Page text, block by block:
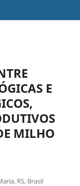
E
MILHO
RS, Brasil